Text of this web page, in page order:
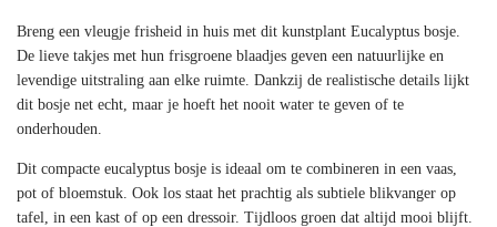
Breng een vleugje frisheid in huis met dit kunstplant Eucalyptus bosje.
De lieve takjes met hun frisgroene blaadjes geven een natuurlijke en
levendige uitstraling aan elke ruimte. Dankzij de realistische details lijkt
dit bosje net echt, maar je hoeft het nooit water te geven of te
onderhouden.
Dit compacte eucalyptus bosje is ideaal om te combineren in een vaas,
pot of bloemstuk. Ook los staat het prachtig als subtiele blikvanger op
tafel, in een kast of op een dressoir. Tijdloos groen dat altijd mooi blijft.